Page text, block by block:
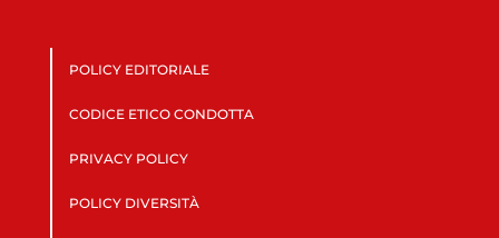
POLICY EDITORIALE
CODICE ETICO CONDOTTA
PRIVACY POLICY
POLICY DIVERSITÀ